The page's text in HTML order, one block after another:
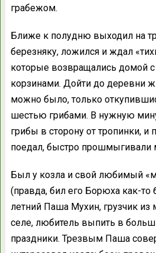
грабежом.
Ближе к полудню выходил на
березняку, ложился и ждал
которые возвращались домой
корзинами. Дойти до
можно было, только
шестью грибами. В нужную
грибы в сторону от тропинки, и
поедал, быстро прошмыгивали
Был у козла и свой любимый
(правда, бил его Борюха как-то
летний Паша Мухин, грузчик из
селе, любитель выпить в
праздники. Трезвым Паша